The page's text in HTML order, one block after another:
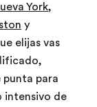
York,
y
elijas vas
para
intensivo de